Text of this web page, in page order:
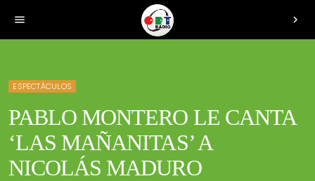
menu chevron_right
ESPECTÁCULOS
PABLO MONTERO LE CANTA
‘LAS MAÑANITAS’ A
NICOLÁS MADURO